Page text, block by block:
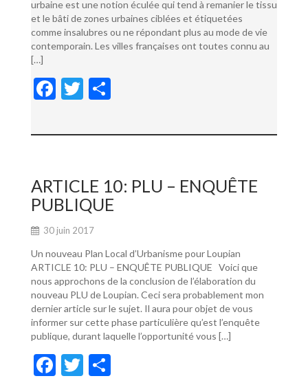
urbaine est une notion éculée qui tend à remanier le tissu
et le bâti de zones urbaines ciblées et étiquetées
comme insalubres ou ne répondant plus au mode de vie
contemporain. Les villes françaises ont toutes connu au
[…]
F
e
o
o
k
T
itt ta
er
ARTICLE 10: PLU – ENQUÊTE
PUBLIQUE
30 juin 2017
Un nouveau Plan Local d’Urbanisme pour Loupian
ARTICLE 10: PLU – ENQUÊTE PUBLIQUE Voici que
nous approchons de la conclusion de l’élaboration du
nouveau PLU de Loupian. Ceci sera probablement mon
dernier article sur le sujet. Il aura pour objet de vous
informer sur cette phase particulière qu’est l’enquête
publique, durant laquelle l’opportunité vous […]
F
T